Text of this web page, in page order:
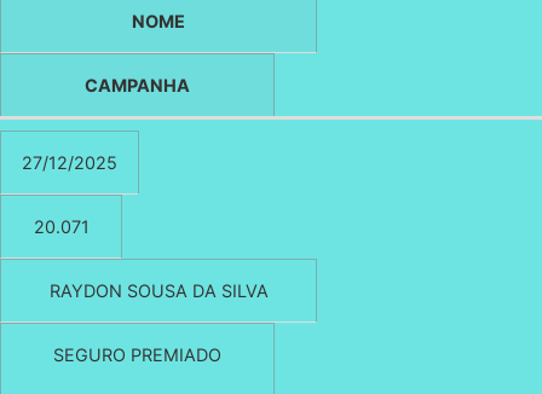
NOME
CAMPANHA
27/12/2025
20.071
RAYDON SOUSA DA SILVA
SEGURO PREMIADO